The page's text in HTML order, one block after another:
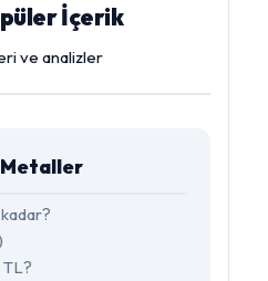
İçerik
ve analizler
Metaller
TL?